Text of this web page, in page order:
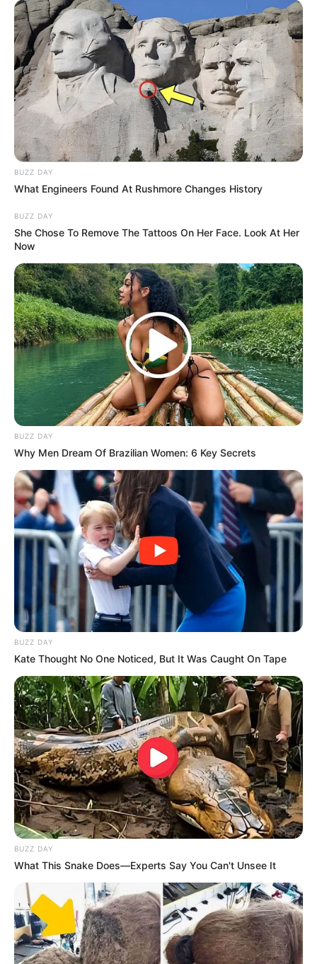
Kuraih Bintang 2(MNCTV | 2022), sebagai Athar
Love Story the Series(SCTV | 2021-2022), sebagai Arik
Jodoh Wasiat Bapak Babak 2(ANTV | 2021-2022), sebagai
Aidan
Quotes
Ternyata kunci hidup tenang adalah mudah
Memaafkan orang lain, memaafkan keadaan, setiap
juga.
Baca juga:Biodata, Profil, dan Fakta Fatya Ginanjarsari
Foto – foto Teuku Ryan
1. Bagi dirinya, pendidikan tinggi adalah hal yang sangat
penting
BUZZ DAY
What Engineers Found At Rushmore Changes History
BUZZ DAY
She Chose To Remove The Tattoos On Her Face. Look At Her
Now
BUZZ DAY
Why Men Dream Of Brazilian Women: 6 Key Secrets
BUZZ DAY
Kate Thought No One Noticed, But It Was Caught On Tape
BUZZ DAY
What This Snake Does—Experts Say You Can't Unsee It